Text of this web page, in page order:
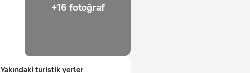
+16 fotoğraf
Yakındaki turistik yerler